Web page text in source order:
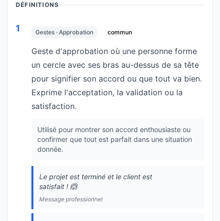
DÉFINITIONS
1 Gestes · Approbation commun
Geste d'approbation où une personne forme
un cercle avec ses bras au-dessus de sa tête
pour signifier son accord ou que tout va bien.
Exprime l'acceptation, la validation ou la
satisfaction.
Utilisé pour montrer son accord enthousiaste ou
confirmer que tout est parfait dans une situation
donnée.
Le projet est terminé et le client est
satisfait ! 🙆
Message professionnel